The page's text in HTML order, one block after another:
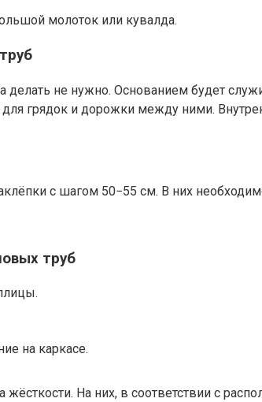
молоток или кувалда.
не нужно. Основанием будет
грядок и дорожки между ними.
с шагом 50−55 см. В них
труб
на каркасе.
На них, в соответствии с